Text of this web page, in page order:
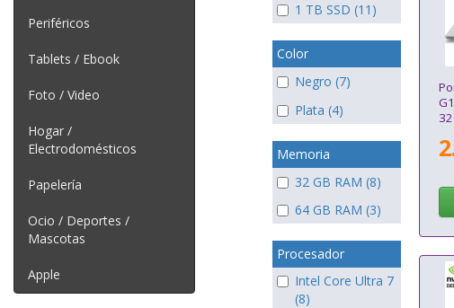
Periféricos
Tablets / Ebook
Foto / Video
Hogar /
Electrodomésticos
Papelería
Ocio / Deportes /
Mascotas
Apple
1 TB SSD (11)
Color
Negro (7)
Plata (4)
Memoria
32 GB RAM (8)
64 GB RAM (3)
Procesador
Intel Core Ultra 7
(8)